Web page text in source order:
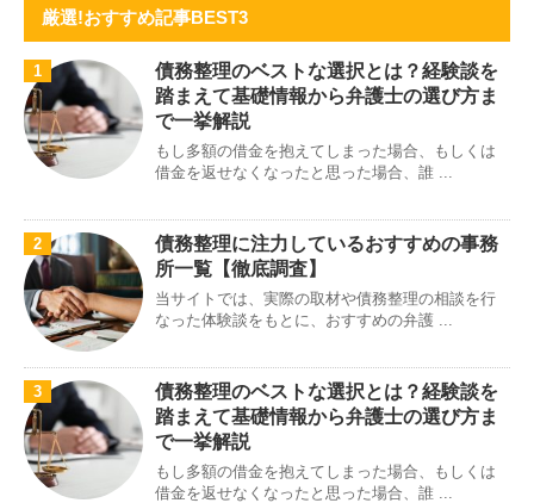
厳選!おすすめ記事BEST3
1
債務整理のベストな選択とは？経験談を
踏まえて基礎情報から弁護士の選び方ま
で一挙解説
もし多額の借金を抱えてしまった場合、もしくは
借金を返せなくなったと思った場合、誰 ...
2
債務整理に注力しているおすすめの事務
所一覧【徹底調査】
当サイトでは、実際の取材や債務整理の相談を行
なった体験談をもとに、おすすめの弁護 ...
3
債務整理のベストな選択とは？経験談を
踏まえて基礎情報から弁護士の選び方ま
で一挙解説
もし多額の借金を抱えてしまった場合、もしくは
借金を返せなくなったと思った場合、誰 ...